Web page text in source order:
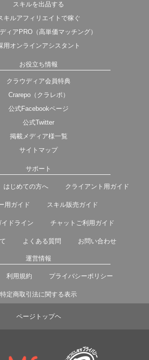
スキルを出品する
キルアフィリエイトで稼ぐ
ィアPRO（高単価マッチング）
用オンラインアシスタント
お役立ち情報
クラウディア会員特典
Crarepo（クラレポ）
公式Facebookページ
公式Twitter
掲載メディア様一覧
サイトマップ
サポート
はじめての方へ クライアント用ガイド
用ガイド スキル販売ガイド
ドライン チャットご利用ガイド
よくある質問 お問い合わせ
運営情報
利用規約 プライバシーポリシー
特定商取引法に関する表示
ページトップヘ